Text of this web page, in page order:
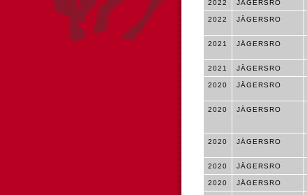
2022 JÄGERSRO
2022 JÄGERSRO
2021 JÄGERSRO
2021 JÄGERSRO
2020 JÄGERSRO
2020 JÄGERSRO
2020 JÄGERSRO
2020 JÄGERSRO
2020 JÄGERSRO